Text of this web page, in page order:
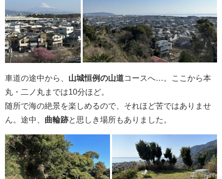
車道の途中から、 山城恒例の山道コースへ…。ここから本
丸・二ノ丸までは10分ほど。
随所で海の絶景を楽しめるので、それほど苦ではありませ
ん。途中、 曲輪跡と思しき場所もありました。